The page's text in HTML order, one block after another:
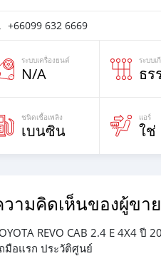
+66099 632 6669
ระบบเครื่องยนต์
N/A
ระบบเ
ธร
ชนิดเชื้อเพลิง
เบนซิน
แอร์
ใช่
วามคิดเห็นของผู้ขาย
REVO CAB 2.4 E 4X4 ปี
มือแรก ประวัติศูนย์